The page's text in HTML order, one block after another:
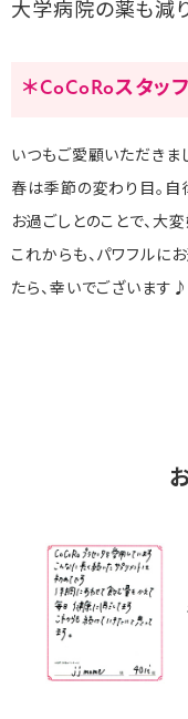
大学病院の薬も減り
＊CoCoRoスタッ
いつもご愛顧いただきま
春は季節の変わり目。
お過ごしとのことで、大変
これからも、パワフルに
たら、幸いでございます♪